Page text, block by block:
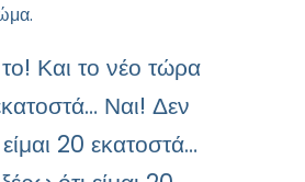
Και το νέο τώρα
Ναι! Δεν
20 εκατοστά…